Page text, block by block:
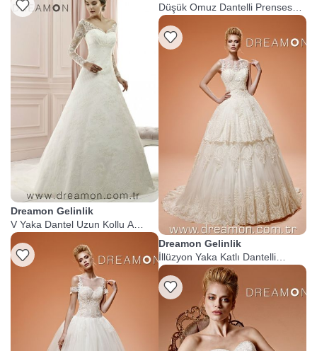
Dreamon Gelinlik
V Yaka Dantel Uzun Kollu A
Kesim Gelinlik
Düşük Omuz Dantelli Prenses
Kesim Gelinlik
Dreamon Gelinlik
İllüzyon Yaka Katlı Dantelli
Prenses Gelinlik